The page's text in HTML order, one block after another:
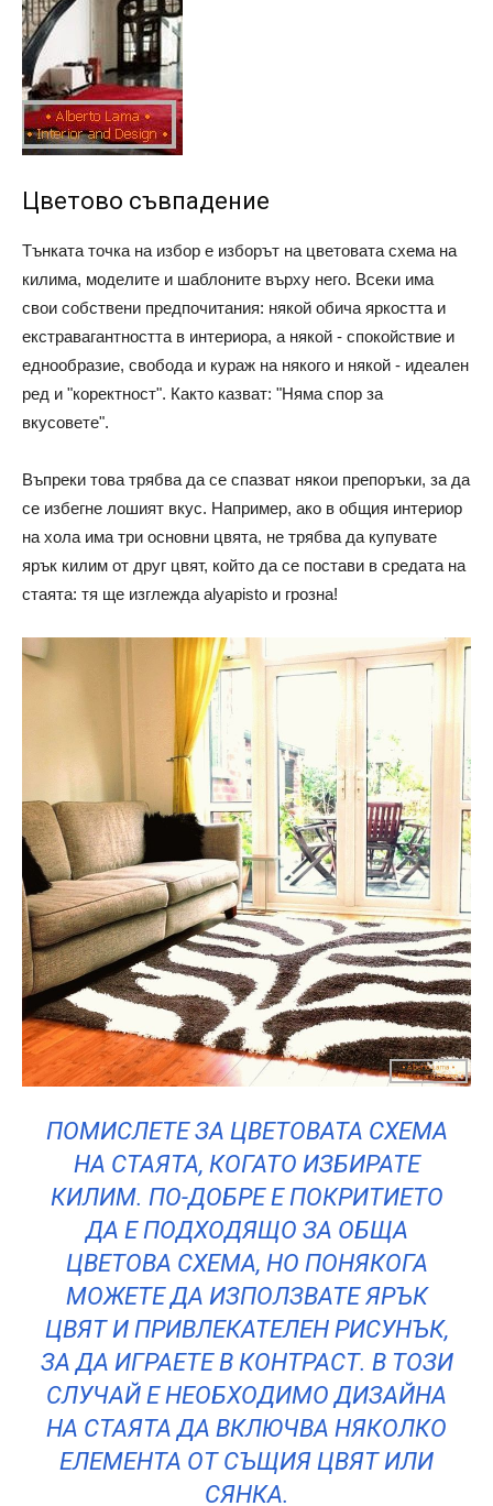
Цветово съвпадение
Тънката точка на избор е изборът на цветовата схема на
килима, моделите и шаблоните върху него. Всеки има
свои собствени предпочитания: някой обича яркостта и
екстравагантността в интериора, а някой - спокойствие и
еднообразие, свобода и кураж на някого и някой - идеален
ред и "коректност". Както казват: "Няма спор за
вкусовете".
Въпреки това трябва да се спазват някои препоръки, за да
се избегне лошият вкус. Например, ако в общия интериор
на хола има три основни цвята, не трябва да купувате
ярък килим от друг цвят, който да се постави в средата на
стаята: тя ще изглежда alyapisto и грозна!
ПОМИСЛЕТЕ ЗА ЦВЕТОВАТА СХЕМА
НА СТАЯТА, КОГАТО ИЗБИРАТЕ
КИЛИМ. ПО-ДОБРЕ Е ПОКРИТИЕТО
ДА Е ПОДХОДЯЩО ЗА ОБЩА
ЦВЕТОВА СХЕМА, НО ПОНЯКОГА
МОЖЕТЕ ДА ИЗПОЛЗВАТЕ ЯРЪК
ЦВЯТ И ПРИВЛЕКАТЕЛЕН РИСУНЪК,
ЗА ДА ИГРАЕТЕ В КОНТРАСТ. В ТОЗИ
СЛУЧАЙ Е НЕОБХОДИМО ДИЗАЙНА
НА СТАЯТА ДА ВКЛЮЧВА НЯКОЛКО
ЕЛЕМЕНТА ОТ СЪЩИЯ ЦВЯТ ИЛИ
СЯНКА.